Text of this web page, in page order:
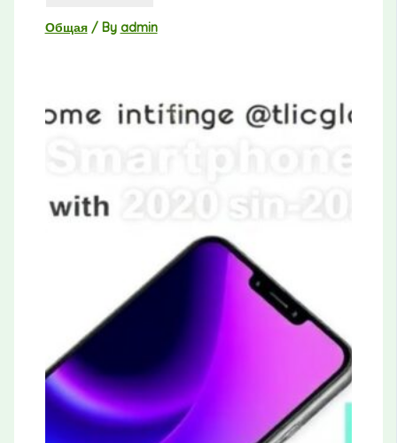
Общая/ By admin